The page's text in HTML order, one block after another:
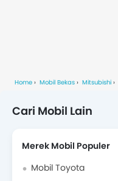
Home Mobil Bekas Mitsubishi
Cari Mobil Lain
Merek Mobil Populer
Mobil Toyota